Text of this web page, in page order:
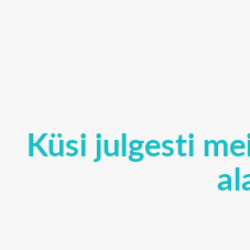
Küsi julgesti